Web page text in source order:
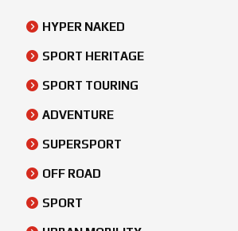
HYPER NAKED
SPORT HERITAGE
SPORT TOURING
ADVENTURE
SUPERSPORT
OFF ROAD
SPORT